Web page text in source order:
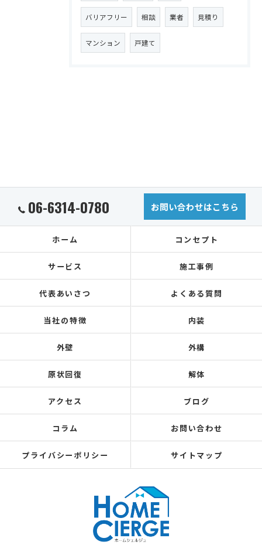
バリアフリー 相談 業者 見積り
マンション 戸建て
06-6314-0780 お問い合わせはこちら
ホーム コンセプト
サービス 施工事例
代表あいさつ よくある質問
当社の特徴 内装
外壁 外構
原状回復 解体
アクセス ブログ
コラム お問い合わせ
プライバシーポリシー サイトマップ